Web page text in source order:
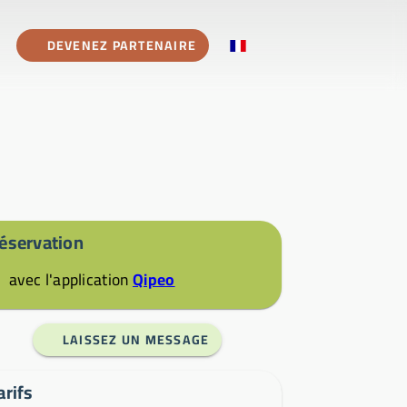
DEVENEZ PARTENAIRE
avec l'applicationQipeo
LAISSEZ UN MESSAGE